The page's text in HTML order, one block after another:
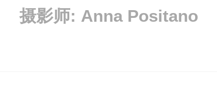
摄影师: Anna Positano